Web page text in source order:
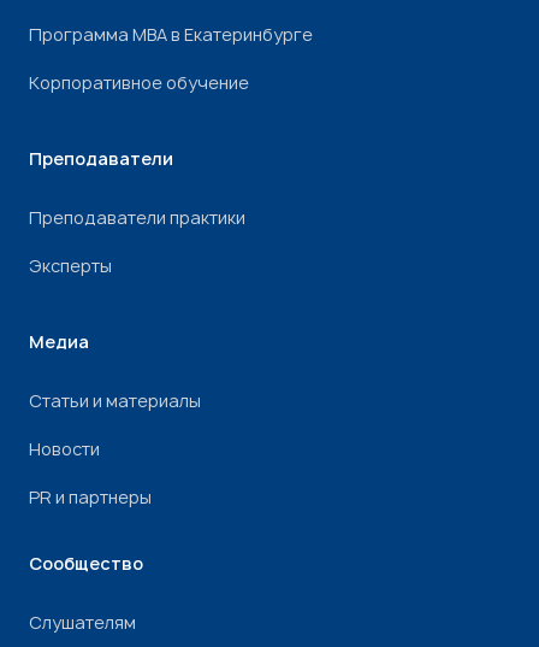
Программа МВА в Екатеринбурге
Корпоративное обучение
Преподаватели
Преподаватели практики
Эксперты
Медиа
Статьи и материалы
Новости
PR и партнеры
Сообщество
Слушателям